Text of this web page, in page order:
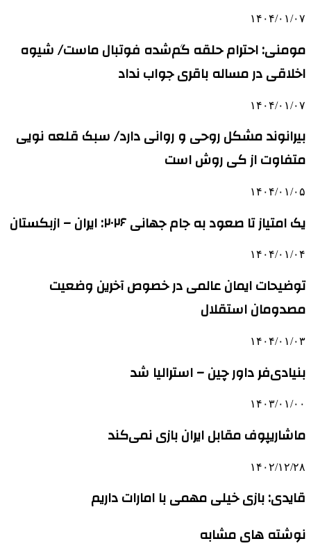
۱۴۰۴/۰۱/۰۷
مومنی: احترام حلقه گم‌شده فوتبال ماست/ شیوه
اخلاقی در مساله باقری جواب نداد
۱۴۰۴/۰۱/۰۷
بیرانوند مشکل روحی و روانی دارد/ سبک قلعه نویی
متفاوت از کی روش است
۱۴۰۴/۰۱/۰۵
یک امتیاز تا صعود به جام جهانی ۲۰۲۶: ایران – ازبکستان
۱۴۰۴/۰۱/۰۴
توضیحات ایمان عالمی در خصوص آخرین وضعیت
مصدومان استقلال
۱۴۰۴/۰۱/۰۳
بنیادی‌فر داور چین – استرالیا شد
۱۴۰۳/۰۱/۰۰
ماشاریپوف مقابل ایران بازی نمی‌کند
۱۴۰۲/۱۲/۲۸
قایدی: بازی خیلی مهمی با امارات داریم
نوشته های مشابه